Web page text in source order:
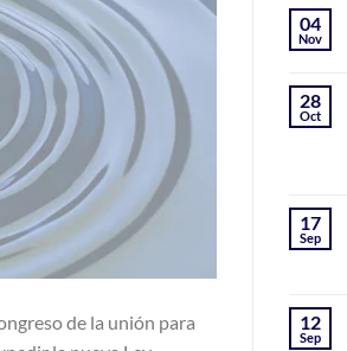
de la unión para
04
Nov
28
Oct
17
Sep
12
Sep